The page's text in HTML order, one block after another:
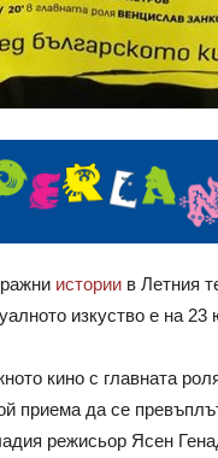
истории в Летния
изкуство е на 23
кино с главната
приема да се
режисьор Ясен